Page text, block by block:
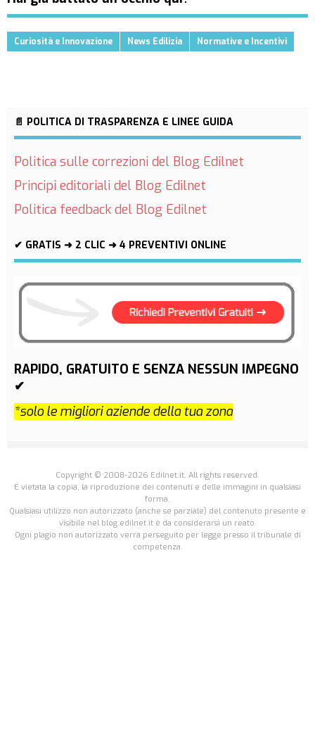
Curiosità e Innovazione News Edilizia Normative e Incentivi
📄 POLITICA DI TRASPARENZA E LINEE GUIDA
Politica sulle correzioni del Blog Edilnet
Principi editoriali del Blog Edilnet
Politica feedback del Blog Edilnet
✔ GRATIS ➜ 2 CLIC ➜ 4 PREVENTIVI ONLINE
RAPIDO, GRATUITO E SENZA NESSUN IMPEGNO
✔
*solo le migliori aziende della tua zona
Copyright © 2008-2026 Edilnet.it. All rights reserved.
É vietata la copia, la riproduzione dei contenuti e delle immagini in qualsiasi
forma.
Qualsiasi utilizzo non autorizzato (anche se parziale) del contenuto presente e
visibile nel blog.edilnet.it è da considerarsi un reato.
Ogni plagio non autorizzato verrà perseguito per legge presso il tribunale di
competenza.